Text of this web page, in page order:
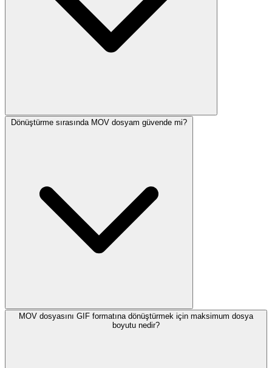
Dönüştürme sırasında MOV dosyam güvende mi?
MOV dosyasını GIF formatına dönüştürmek için maksimum dosya
boyutu nedir?